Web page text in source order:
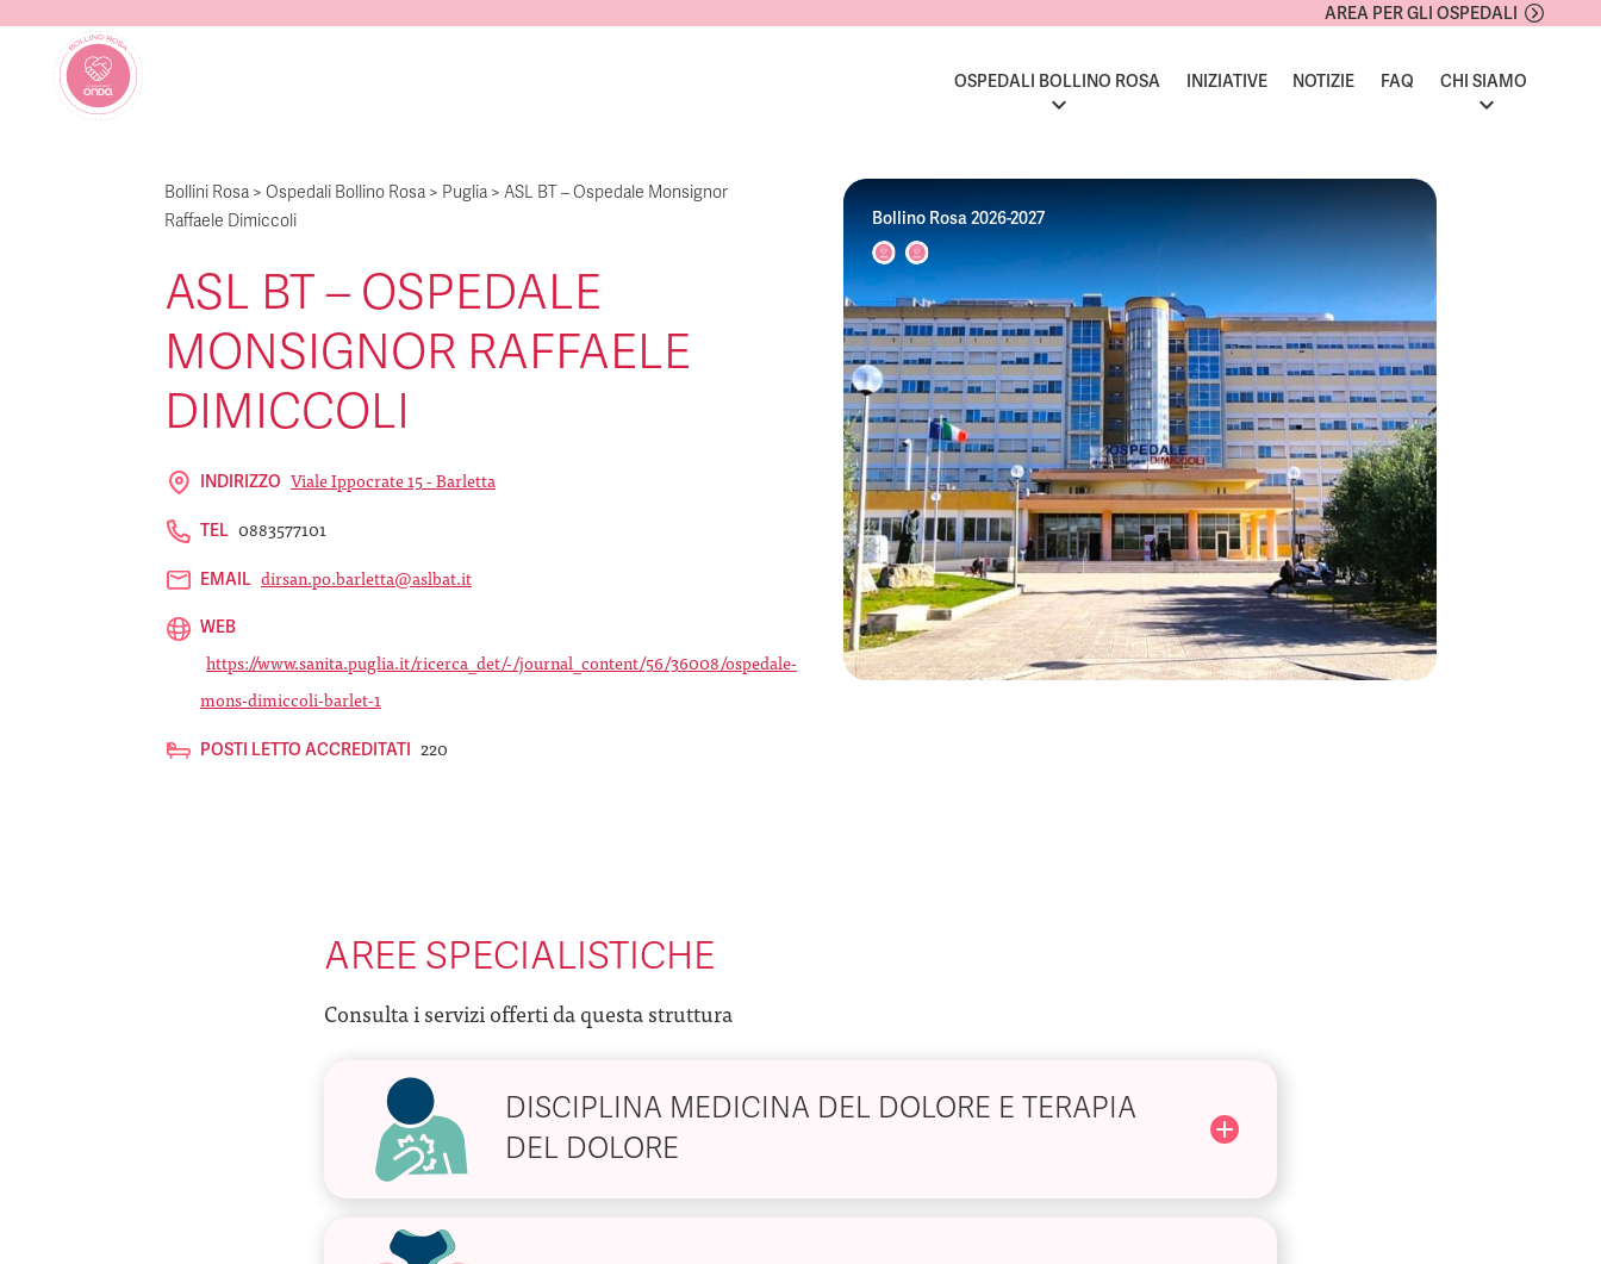
AREA PER GLI OSPEDALI
OSPEDALI BOLLINO ROSA INIZIATIVE NOTIZIE FAQ CHI SIAMO
Bollini Rosa > Ospedali Bollino Rosa > Puglia > ASL BT – Ospedale Monsignor
Raffaele Dimiccoli
ASL BT – OSPEDALE
MONSIGNOR RAFFAELE
DIMICCOLI
INDIRIZZO Viale Ippocrate 15 - Barletta
TEL 0883577101
EMAIL dirsan.po.barletta@aslbat.it
WEB
https://www.sanita.puglia.it/ricerca_det/-/journal_content/56/36008/ospedale-
mons-dimiccoli-barlet-1
POSTI LETTO ACCREDITATI 220
Bollino Rosa 2026-2027
AREE SPECIALISTICHE
Consulta i servizi offerti da questa struttura
DISCIPLINA MEDICINA DEL DOLORE E TERAPIA
DEL DOLORE